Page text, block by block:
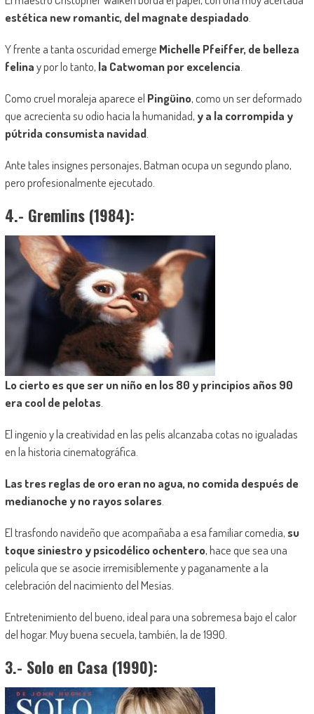
estética newromantic, del magnate despiadado.
Y frente a tanta oscuridad emerge Michelle Pfeiffer, de belleza
felinaypor lo tanto, la Catwomanpor excelencia.
Como cruel moraleja aparece el Pingüino, como un ser deformado
que acrecienta su odio hacia la humanidad, y a la corrompida y
pútrida consumista navidad.
Ante tales insignes personajes, Batman ocupa un segundo plano,
pero profesionalmente ejecutado.
4.- Gremlins(1984):
Lo cierto es que ser un niño en los 80 y principios años 90
era coolde pelotas.
El ingenio y la creatividad en las pelis alcanzaba cotas no igualadas
en la historia cinematográfica.
Las tres reglas de oro eran no agua, no comida después de
medianoche y no rayos solares.
El trasfondo navideño que acompañaba a esa familiar comedia,su
toque siniestro y psicodélico ochentero, hace que sea una
película que se asocieirremisiblemente y paganamente a la
celebración del nacimiento del Mesías.
Entretenimiento del bueno, ideal para una sobremesa bajo el calor
del hogar. Muy buena secuela, también, la de 1990.
3.- Solo en Casa (1990):